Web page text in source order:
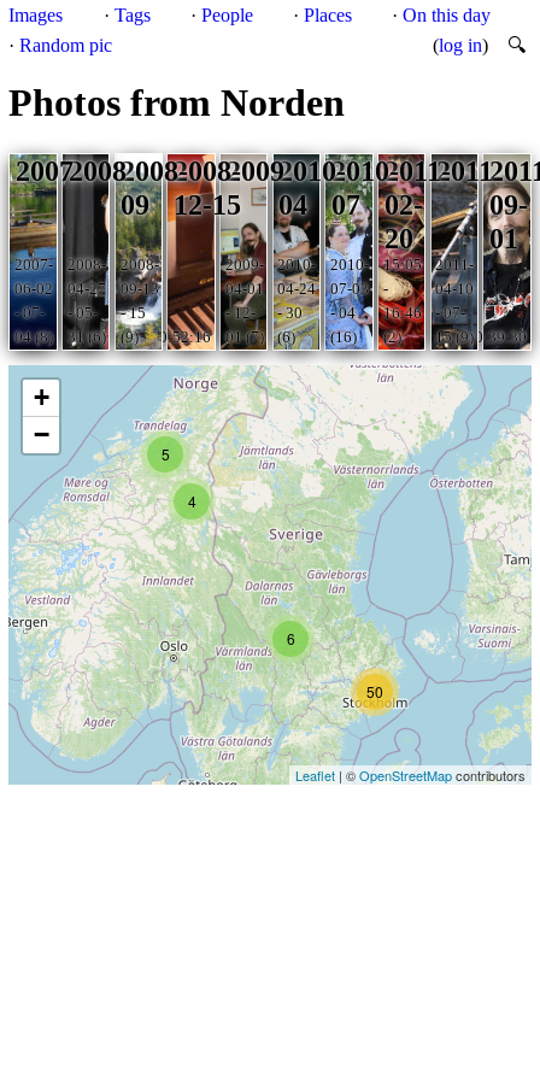
Images · Tags · People ·Places ·On this day
·Random pic (log in) 🔍
Photos from Norden
09-
01
10:39:30
2011
2011-
04-10
- 07-
15 (9)
2011-
02-
20
15:05
-
16:46
(2)
2010-
07
2010-
07-03
- 04
(16)
2010-
04
2010-
04-24
- 30
(6)
2009
2009-
04-01
- 12-
01 (7)
2008-
12-15
00:52:16
2008-
09
2008-
09-13
- 15
(9)
2008
2008-
04-27
- 05-
31 (6)
2007
2007-
06-02
- 07-
04 (8)
5
4
6
50
+
−
Leaflet| ©OpenStreetMapcontributors